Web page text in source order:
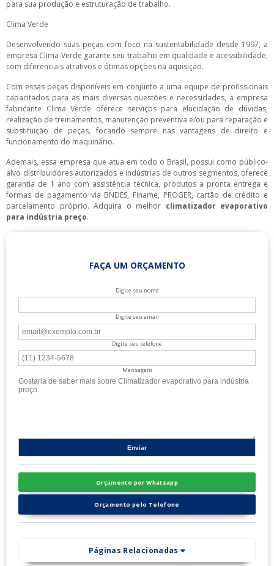
para sua produção e estruturação de trabalho.
Clima Verde
Desenvolvendo suas peças com foco na sustentabilidade desde 1997, a
empresa Clima Verde garante seu trabalho em qualidade e acessibilidade,
com diferenciais atrativos e ótimas opções na aquisição.
Com essas peças disponíveis em conjunto a uma equipe de profissionais
capacitados para as mais diversas questões e necessidades, a empresa
fabricante Clima Verde oferece serviços para elucidação de dúvidas,
realização de treinamentos, manutenção preventiva e/ou para reparação e
substituição de peças, focando sempre nas vantagens de direito e
funcionamento do maquinário.
Ademais, essa empresa que atua em todo o Brasil, possui como público-
alvo distribuidores autorizados e indústrias de outros segmentos, oferece
garantia de 1 ano com assistência técnica, produtos a pronta entrega e
formas de pagamento via BNDES, Finame, PROGER, cartão de crédito e
parcelamento próprio. Adquira o melhor climatizador evaporativo
para indústria preço.
FAÇA UM ORÇAMENTO
Digite seu nome
Digite seu email
Digite seu telefone
Mensagem
Orçamento por Whatsapp
Orçamento pelo Telefone
Páginas Relacionadas